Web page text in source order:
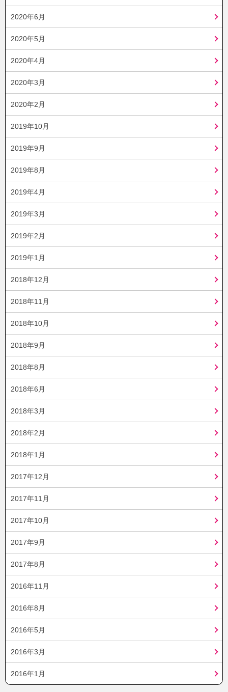
2020年6月
2020年5月
2020年4月
2020年3月
2020年2月
2019年10月
2019年9月
2019年8月
2019年4月
2019年3月
2019年2月
2019年1月
2018年12月
2018年11月
2018年10月
2018年9月
2018年8月
2018年6月
2018年3月
2018年2月
2018年1月
2017年12月
2017年11月
2017年10月
2017年9月
2017年8月
2016年11月
2016年8月
2016年5月
2016年3月
2016年1月